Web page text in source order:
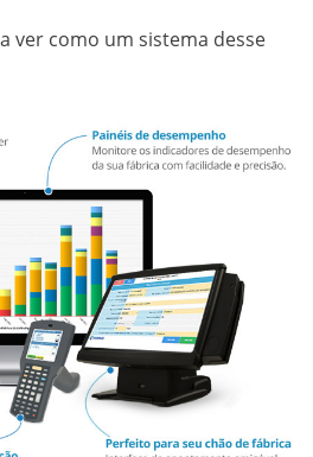
ver como um sistema desse